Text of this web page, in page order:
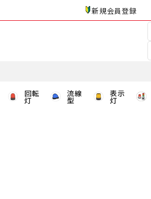
新規会員登録
回転
灯
流線
型
表示
灯